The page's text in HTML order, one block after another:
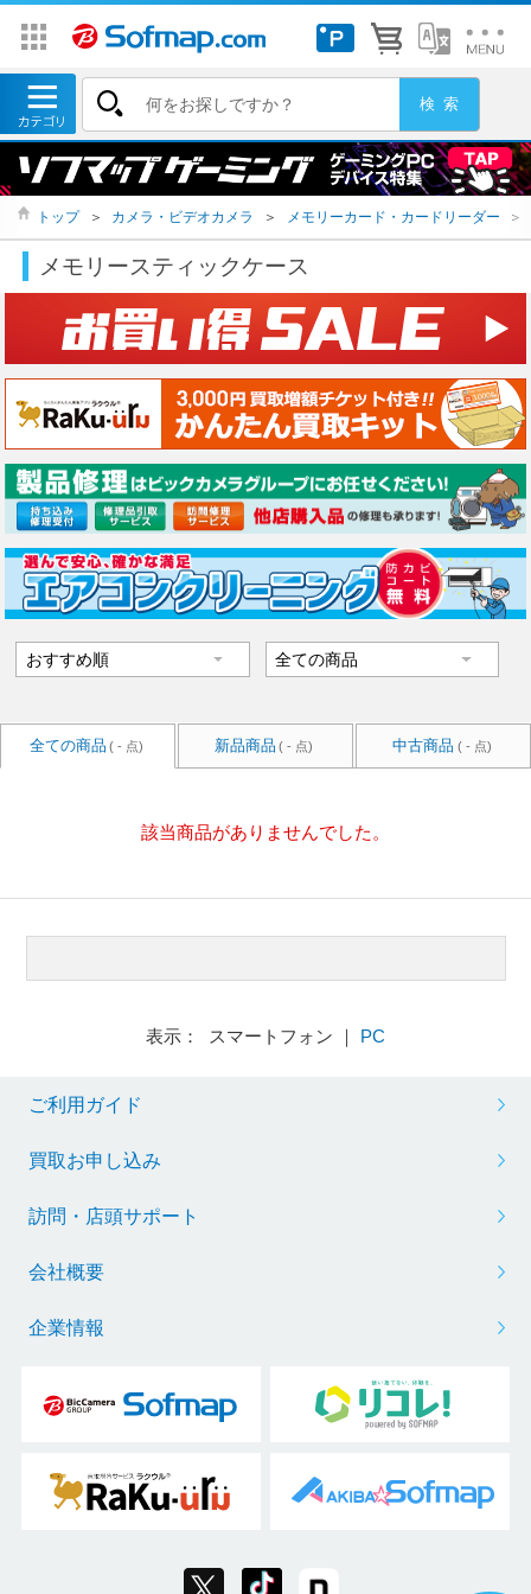
トップ ＞ カメラ・ビデオカメラ ＞ メモリーカード・カードリーダー ＞
メモリースティックケース
全ての商品 ( - 点) 新品商品 ( - 点) 中古商品 ( - 点)
該当商品がありませんでした。
表示： スマートフォン ｜ PC
ご利用ガイド
買取お申し込み
訪問・店頭サポート
会社概要
企業情報